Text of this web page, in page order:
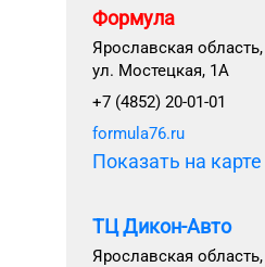
Формула
Ярославская
ул. Мостецкая, 1А
+7 (4852) 20-01-01
formula76.ru
Показать на карте
ТЦ Дикон-Авто
Ярославская